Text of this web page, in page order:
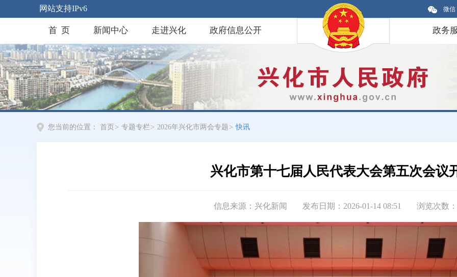
网站支持IPv6 微信
首 页 新闻中心 走进兴化 政府信息公开 政务
您当前的位置： 首页 > 专题专栏 > 2026年兴化市两会专题 > 快讯
兴化市第十七届人民代表大会第五次会议
信息来源：兴化新闻 发布日期：2026-01-14 08:51 浏览次数